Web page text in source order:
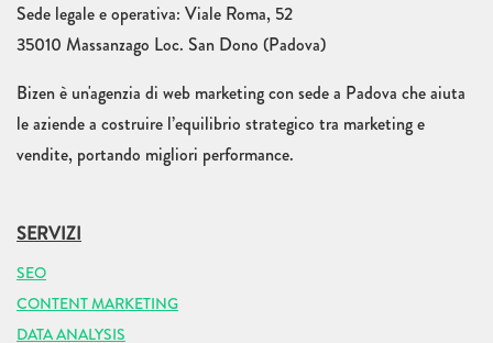
Sede legale e operativa: Viale Roma, 52
35010 Massanzago Loc. San Dono (Padova)
Bizen è un'agenzia di web marketing con sede a Padova che aiuta
le aziende a costruire l’equilibrio strategico tra marketing e
vendite, portando migliori performance.
SERVIZI
SEO
CONTENT MARKETING
DATA ANALYSIS